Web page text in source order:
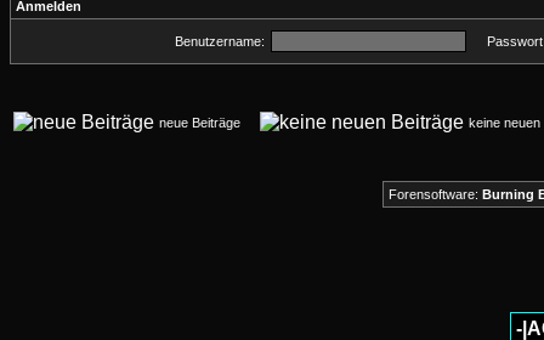
Anmelden
Benutzername:
neue Beiträge keine
Forensoftware: Burning
-